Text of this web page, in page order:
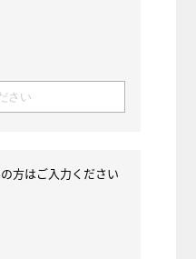
方はご入力ください